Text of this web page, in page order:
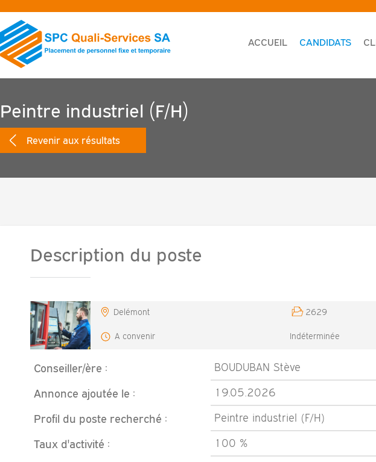
ACCUEIL CANDIDATS
Peintre industriel (F/H)
Revenir aux résultats
Description du poste
Delémont 2629
A convenir Indéterminée
Conseiller/ère : BOUDUBAN Stève
Annonce ajoutée le : 19.05.2026
Profil du poste recherché : Peintre industriel (F/H)
Taux d'activité : 100 %